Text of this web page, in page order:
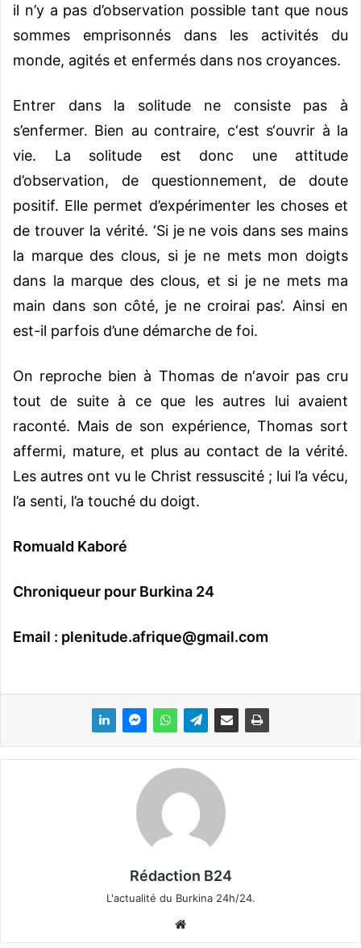
il n’y a pas d’observation possible tant que nous
sommes emprisonnés dans les activités du
monde, agités et enfermés dans nos croyances.
Entrer dans la solitude ne consiste pas à
s’enfermer. Bien au contraire, c‘est s‘ouvrir à la
vie. La solitude est donc une attitude
d’observation, de questionnement, de doute
positif. Elle permet d’expérimenter les choses et
de trouver la vérité. ‘Si je ne vois dans ses mains
la marque des clous, si je ne mets mon doigts
dans la marque des clous, et si je ne mets ma
main dans son côté, je ne croirai pas’. Ainsi en
est-il parfois d’une démarche de foi.
On reproche bien à Thomas de n‘avoir pas cru
tout de suite à ce que les autres lui avaient
raconté. Mais de son expérience, Thomas sort
affermi, mature, et plus au contact de la vérité.
Les autres ont vu le Christ ressuscité ; lui l’a vécu,
l’a senti, l’a touché du doigt.
Romuald Kaboré
Chroniqueur pour Burkina 24
Email : plenitude.afrique@gmail.com
Rédaction B24
L'actualité du Burkina 24h/24.
bsi